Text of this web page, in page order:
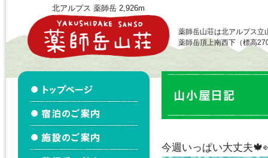
北アルプス 薬師岳 2,926m
薬師岳山荘は北アルプス立
薬師岳頂上南西下（標高
今週いっぱい大丈夫